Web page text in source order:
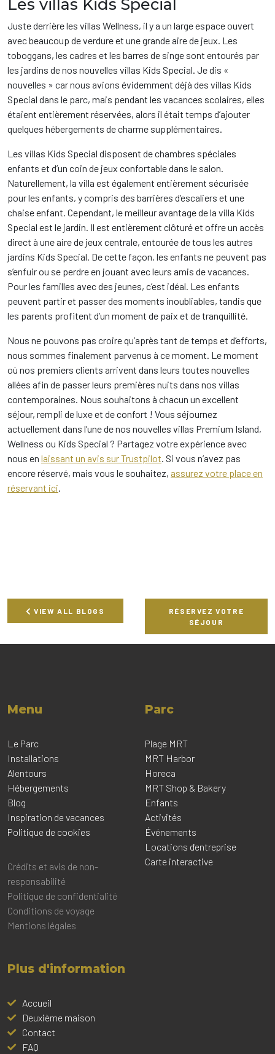
Les villas Kids Special
Juste derrière les villas Wellness, il y a un large espace ouvert
avec beaucoup de verdure et une grande aire de jeux. Les
toboggans, les cadres et les barres de singe sont entourés par
les jardins de nos nouvelles villas Kids Special. Je dis «
nouvelles » car nous avions évidemment déjà des villas Kids
Special dans le parc, mais pendant les vacances scolaires, elles
étaient entièrement réservées, alors il était temps d’ajouter
quelques hébergements de charme supplémentaires.
Les villas Kids Special disposent de chambres spéciales
enfants et d’un coin de jeux confortable dans le salon.
Naturellement, la villa est également entièrement sécurisée
pour les enfants, y compris des barrières d’escaliers et une
chaise enfant. Cependant, le meilleur avantage de la villa Kids
Special est le jardin. Il est entièrement clôturé et offre un accès
direct à une aire de jeux centrale, entourée de tous les autres
jardins Kids Special. De cette façon, les enfants ne peuvent pas
s’enfuir ou se perdre en jouant avec leurs amis de vacances.
Pour les familles avec des jeunes, c’est idéal. Les enfants
peuvent partir et passer des moments inoubliables, tandis que
les parents profitent d’un moment de paix et de tranquillité.
Nous ne pouvons pas croire qu’après tant de temps et d’efforts,
nous sommes finalement parvenus à ce moment. Le moment
où nos premiers clients arrivent dans leurs toutes nouvelles
allées afin de passer leurs premières nuits dans nos villas
contemporaines. Nous souhaitons à chacun un excellent
séjour, rempli de luxe et de confort ! Vous séjournez
actuellement dans l’une de nos nouvelles villas Premium Island,
Wellness ou Kids Special ? Partagez votre expérience avec
nous en laissant un avis sur Trustpilot . Si vous n’avez pas
encore réservé, mais vous le souhaitez, assurez votre place en
réservant ici
VIEW ALL BLOGS
RÉSERVEZ VOTRE
SÉJOUR
Menu
Le Parc
Installations
Alentours
Hébergements
Blog
Inspiration de vacances
Politique de cookies
Crédits et avis de non-
responsabilité
Politique de confidentialité
Conditions de voyage
Mentions légales
Parc
Plage MRT
MRT Harbor
Horeca
MRT Shop & Bakery
Enfants
Activités
Événements
Locations d'entreprise
Carte interactive
Plus d'information
Accueil
Deuxième maison
Contact
FAQ